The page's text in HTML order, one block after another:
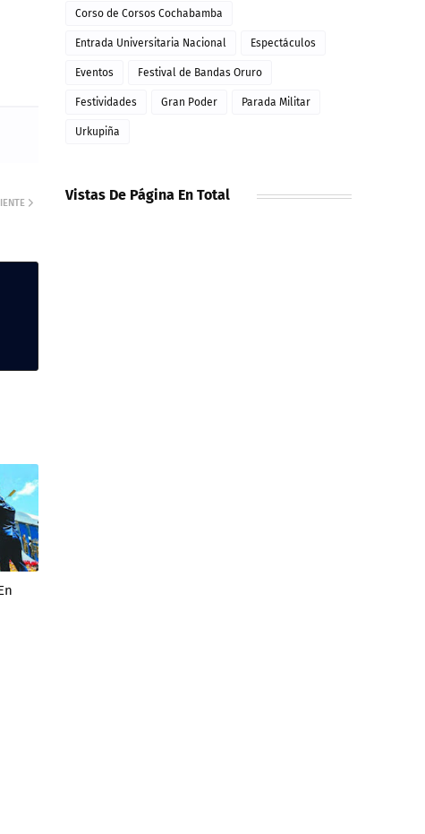
Corso de Corsos Cochabamba
Entrada Universitaria Nacional Espectáculos
Eventos Festival de Bandas Oruro
Festividades Gran Poder Parada Militar
Urkupiña
Vistas De Página En Total